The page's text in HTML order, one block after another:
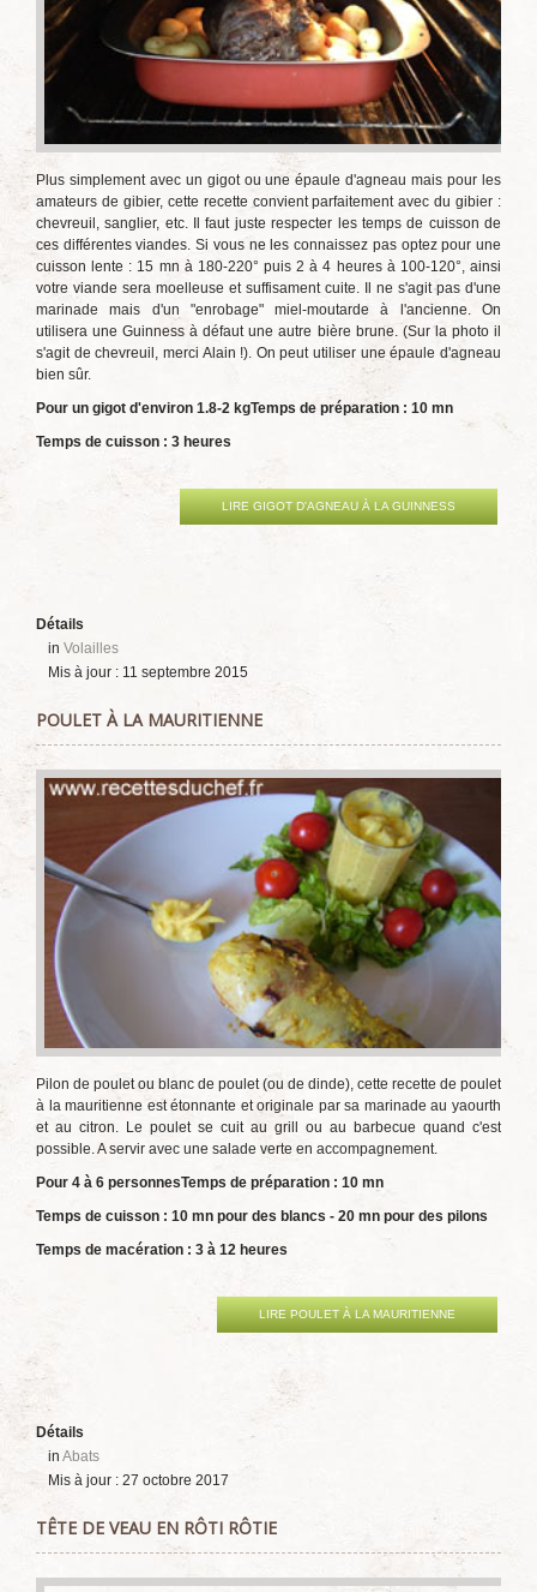
Plus simplement avec un gigot ou une épaule d'agneau mais pour les
amateurs de gibier, cette recette convient parfaitement avec du gibier :
chevreuil, sanglier, etc. Il faut juste respecter les temps de cuisson de
ces différentes viandes. Si vous ne les connaissez pas optez pour une
cuisson lente : 15 mn à 180-220° puis 2 à 4 heures à 100-120°, ainsi
votre viande sera moelleuse et suffisament cuite. Il ne s'agit pas d'une
marinade mais d'un "enrobage" miel-moutarde à l'ancienne. On
utilisera une Guinness à défaut une autre bière brune. (Sur la photo il
s'agit de chevreuil, merci Alain !). On peut utiliser une épaule d'agneau
bien sûr.
Pour un gigot d'environ 1.8-2 kgTemps de préparation : 10 mn
Temps de cuisson : 3 heures
LIRE GIGOT D'AGNEAU À LA GUINNESS
Détails
in Volailles
Mis à jour : 11 septembre 2015
POULET À LA MAURITIENNE
Pilon de poulet ou blanc de poulet (ou de dinde), cette recette de poulet
à la mauritienne est étonnante et originale par sa marinade au yaourth
et au citron. Le poulet se cuit au grill ou au barbecue quand c'est
possible. A servir avec une salade verte en accompagnement.
Pour 4 à 6 personnesTemps de préparation : 10 mn
Temps de cuisson : 10 mn pour des blancs - 20 mn pour des pilons
Temps de macération : 3 à 12 heures
LIRE POULET À LA MAURITIENNE
Détails
in Abats
Mis à jour : 27 octobre 2017
TÊTE DE VEAU EN RÔTI RÔTIE